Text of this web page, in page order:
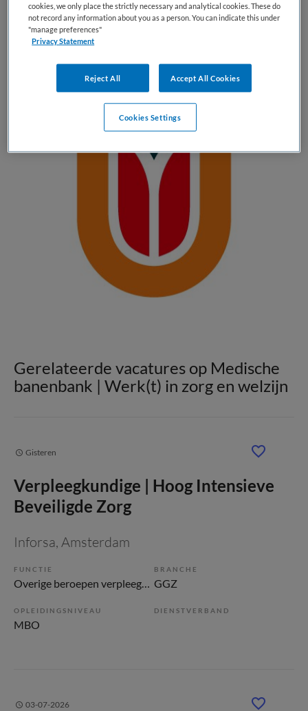
enkele vergelijkbare vacatures die voor u wellicht
interessant zijn.
Gerelateerde vacatures op Medische
banenbank | Werk(t) in zorg en welzijn
Gisteren
Verpleegkundige | Hoog Intensieve
Beveiligde Zorg
Inforsa, Amsterdam
FUNCTIE
Overige beroepen verpleegkunde
BRANCHE
GGZ
OPLEIDINGSNIVEAU
MBO
DIENSTVERBAND
03-07-2026
cookies, we only place the strictly necessary and analytical cookies. These do
not record any information about you as a person. You can indicate this under
"manage preferences"
Privacy Statement
Reject All Accept All Cookies
Cookies Settings